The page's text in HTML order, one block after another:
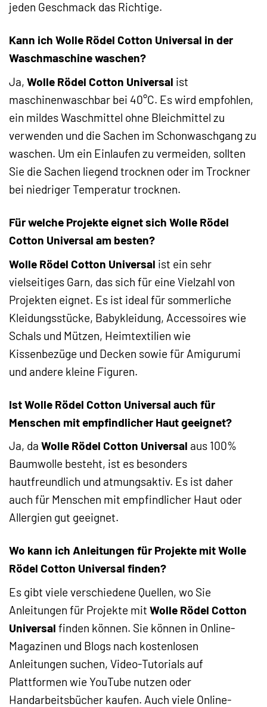
jeden Geschmack das Richtige.
Kann ich Wolle Rödel Cotton Universal in der
Waschmaschine waschen?
Ja, Wolle Rödel Cotton Universal ist
maschinenwaschbar bei 40°C. Es wird empfohlen,
ein mildes Waschmittel ohne Bleichmittel zu
verwenden und die Sachen im Schonwaschgang zu
waschen. Um ein Einlaufen zu vermeiden, sollten
Sie die Sachen liegend trocknen oder im Trockner
bei niedriger Temperatur trocknen.
Für welche Projekte eignet sich Wolle Rödel
Cotton Universal am besten?
Wolle Rödel Cotton Universal ist ein sehr
vielseitiges Garn, das sich für eine Vielzahl von
Projekten eignet. Es ist ideal für sommerliche
Kleidungsstücke, Babykleidung, Accessoires wie
Schals und Mützen, Heimtextilien wie
Kissenbezüge und Decken sowie für Amigurumi
und andere kleine Figuren.
Ist Wolle Rödel Cotton Universal auch für
Menschen mit empfindlicher Haut geeignet?
Ja, da Wolle Rödel Cotton Universal aus 100%
Baumwolle besteht, ist es besonders
hautfreundlich und atmungsaktiv. Es ist daher
auch für Menschen mit empfindlicher Haut oder
Allergien gut geeignet.
Wo kann ich Anleitungen für Projekte mit Wolle
Rödel Cotton Universal finden?
Es gibt viele verschiedene Quellen, wo Sie
Anleitungen für Projekte mit Wolle Rödel Cotton
Universal finden können. Sie können in Online-
Magazinen und Blogs nach kostenlosen
Anleitungen suchen, Video-Tutorials auf
Plattformen wie YouTube nutzen oder
Handarbeitsbücher kaufen. Auch viele Online-